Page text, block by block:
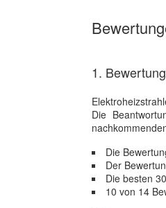
1.
Die
Die
Der
Die besten
10 von 14